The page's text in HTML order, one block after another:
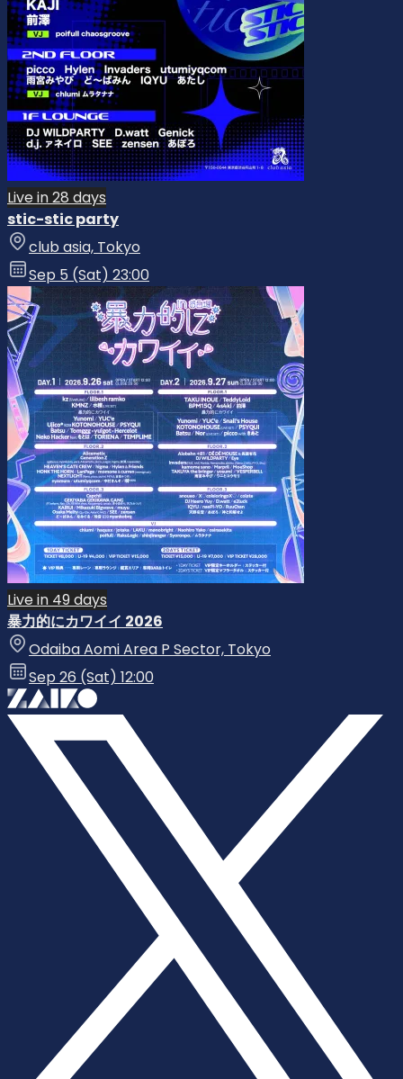
Live in 28 days
stic-stic party
club asia, Tokyo
Sep 5 (Sat) 23:00
Live in 49 days
暴力的にカワイイ 2026
Odaiba Aomi Area P Sector, Tokyo
Sep 26 (Sat) 12:00